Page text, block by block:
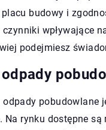
budowy i
wpływające
podejmiesz
rynku dostępne